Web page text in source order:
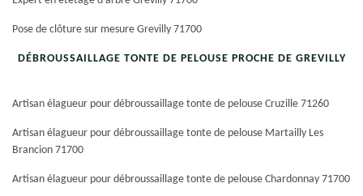
Pose de clôture sur mesure Grevilly 71700
DÉBROUSSAILLAGE TONTE DE PELOUSE PROCHE DE GREVILLY
Artisan élagueur pour débroussaillage tonte de pelouse Cruzille 71260
Artisan élagueur pour débroussaillage tonte de pelouse Martailly Les
Brancion 71700
Artisan élagueur pour débroussaillage tonte de pelouse Chardonnay 71700